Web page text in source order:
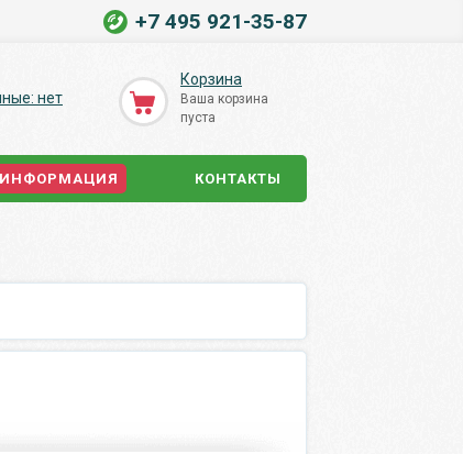
+7 495 921-35-87
нет
Корзина
Ваша корзина
пуста
ИНФОРМАЦИЯ КОНТАКТЫ